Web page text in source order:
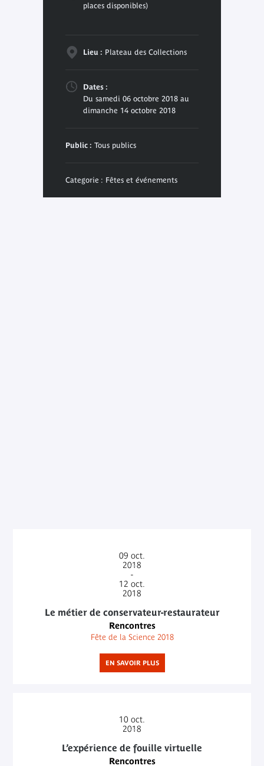
places disponibles)
Lieu : Plateau des Collections
Dates :
Du samedi 06 octobre 2018 au
dimanche 14 octobre 2018
Public : Tous publics
Categorie : Fêtes et événements
09 oct.
2018
-
12 oct.
2018
Le métier de conservateur-restaurateur
Rencontres
Fête de la Science 2018
EN SAVOIR PLUS
10 oct.
2018
L’expérience de fouille virtuelle
Rencontres